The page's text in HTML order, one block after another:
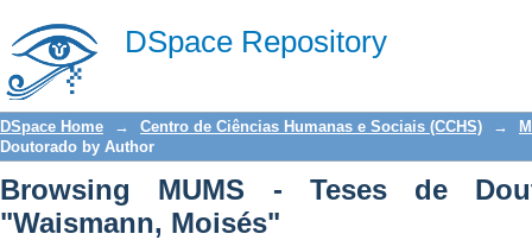
DSpace Repository
Browsing MUMS - Teses de
DSpace Home → Centro de Ciências Humanas e Sociais (CCHS) →
Doutorado by Author
Browsing MUMS - Teses de
"Waismann, Moisés"